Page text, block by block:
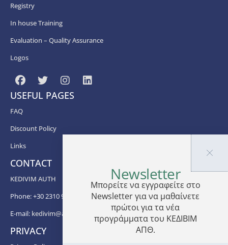
Registry
In house Training
Εvaluation – Quality Assurance
Logos
USEFUL PAGES
FAQ
Discount Policy
Links
CONTACT
KEDIVIM AUTH
Phone: +30 2310 99 67 -82, -88, -83, -81
E-mail: kedivim@auth.gr
PRIVACY
Newsletter
Μπορείτε να εγγραφείτε στο
Newsletter για να μαθαίνετε
πρώτοι για τα νέα
προγράμματα του ΚΕΔΙΒΙΜ
ΑΠΘ.